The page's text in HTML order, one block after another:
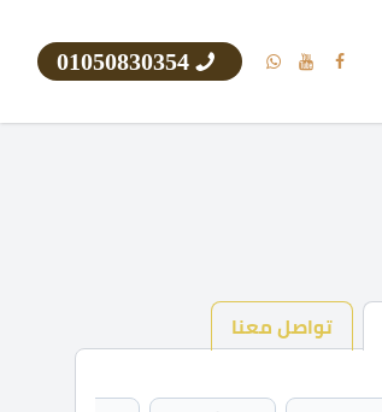
01050830354
تواصل معنا